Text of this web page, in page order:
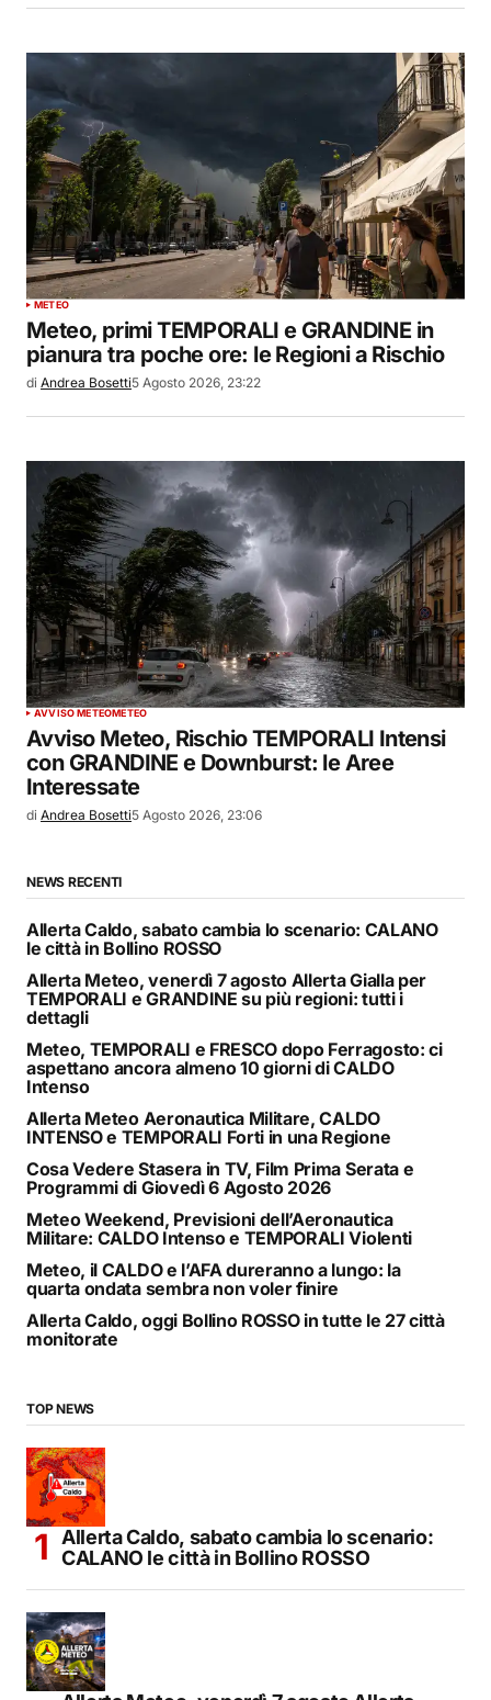
METEO
Meteo, primi TEMPORALI e GRANDINE in
pianura tra poche ore: le Regioni a Rischio
di Andrea Bosetti5 Agosto 2026, 23:22
AVVISO METEOMETEO
Avviso Meteo, Rischio TEMPORALI Intensi
con GRANDINE e Downburst: le Aree
Interessate
di Andrea Bosetti5 Agosto 2026, 23:06
NEWS RECENTI
Allerta Caldo, sabato cambia lo scenario: CALANO
le città in Bollino ROSSO
Allerta Meteo, venerdì 7 agosto Allerta Gialla per
TEMPORALI e GRANDINE su più regioni: tutti i
dettagli
Meteo, TEMPORALI e FRESCO dopo Ferragosto: ci
aspettano ancora almeno 10 giorni di CALDO
Intenso
Allerta Meteo Aeronautica Militare, CALDO
INTENSO e TEMPORALI Forti in una Regione
Cosa Vedere Stasera in TV, Film Prima Serata e
Programmi di Giovedì 6 Agosto 2026
Meteo Weekend, Previsioni dell’Aeronautica
Militare: CALDO Intenso e TEMPORALI Violenti
Meteo, il CALDO e l’AFA dureranno a lungo: la
quarta ondata sembra non voler finire
Allerta Caldo, oggi Bollino ROSSO in tutte le 27 città
monitorate
TOP NEWS
Allerta Caldo, sabato cambia lo scenario:
CALANO le città in Bollino ROSSO